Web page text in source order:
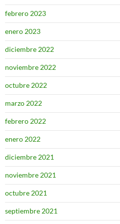
febrero 2023
enero 2023
diciembre 2022
noviembre 2022
octubre 2022
marzo 2022
febrero 2022
enero 2022
diciembre 2021
noviembre 2021
octubre 2021
septiembre 2021